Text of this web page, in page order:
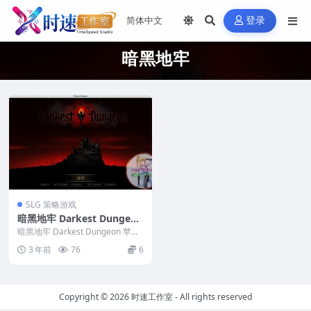
登录
暗黑地牢
SLG 策略游戏
暗黑地牢 Darkest Dungeon
苹果 MAC电脑游戏 原生中文
版
暗黑地牢 Darkest Dungeon 苹果
MAC电脑游戏 原生中文版 &n...
3 年前 76 6
Copyright © 2026时速工作室- All rights reserved